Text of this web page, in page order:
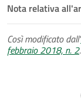
Nota relativa
Così modificato dall'
febbraio 2018, n. 2.